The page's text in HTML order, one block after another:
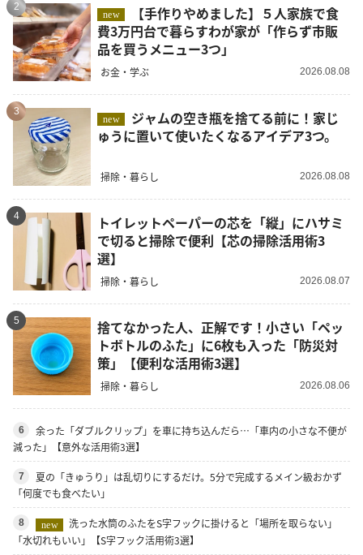
2
new
費3万円台で暮らすわが家が「作らず市販
品を買うメニュー3つ」
お金・学ぶ 2026.08.08
3
new
ゅうに置いて使いたくなるアイデア3つ。
掃除・暮らし 2026.08.08
4
トイレットペーパーの芯を「縦」にハサミ
で切ると掃除で便利【芯の掃除活用術3
選】
掃除・暮らし 2026.08.07
5
捨てなかった人、正解です！小さい「ペッ
トボトルのふた」に6枚も入った「防災対
策」【便利な活用術3選】
掃除・暮らし 2026.08.06
6
余った「ダブルクリップ」を車に持ち込んだら…「車内の小さな不便が
減った」【意外な活用術3選】
7
夏の「きゅうり」は乱切りにするだけ。5分で完成するメイン級おかず
「何度でも食べたい」
8 new
洗った水筒のふたをS字フックに掛けると「場所を取らない」
「水切れもいい」【S字フック活用術3選】